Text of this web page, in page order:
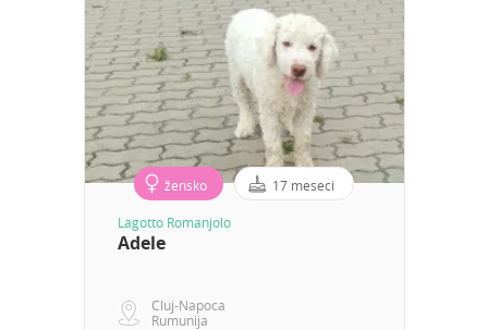
žensko 17 meseci
Lagotto Romanjolo
Adele
Cluj-Napoca
Rumunija